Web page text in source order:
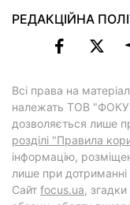
РЕДАКЦІЙНА
Всі права на
належать ТОВ
дозволяється лише
розділі "Правила
інформацію,
лише при дотриманні
Cайт focus.ua,